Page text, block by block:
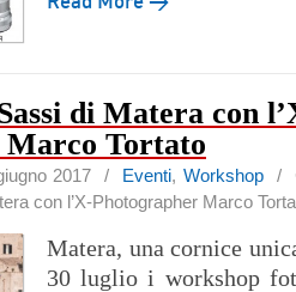
di Matera con
Marco Tortato
2017 / Eventi, Workshop/
con l’X-Photographer Marco
Matera, una cornice
30 luglio i workshop